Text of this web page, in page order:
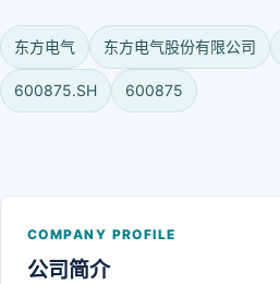
东方电气 东方电气股份有限公司
600875.SH 600875
COMPANY PROFILE
公司简介